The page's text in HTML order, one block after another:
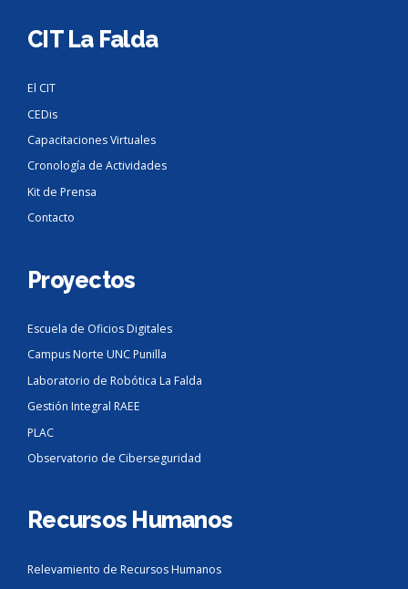
CIT La Falda
El CIT
CEDis
Capacitaciones Virtuales
Cronología de Actividades
Kit de Prensa
Contacto
Proyectos
Escuela de Oficios Digitales
Campus Norte UNC Punilla
Laboratorio de Robótica La Falda
Gestión Integral RAEE
PLAC
Observatorio de Ciberseguridad
Recursos Humanos
Relevamiento de Recursos Humanos